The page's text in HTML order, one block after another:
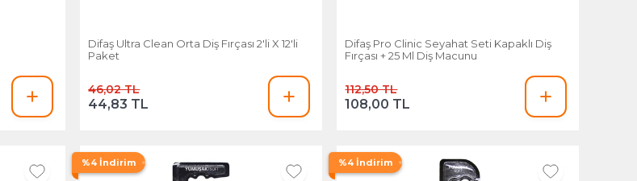
Difaş Ultra Clean Orta Diş Fırçası 2'li X 12'li
Paket
46,02 TL
44,83 TL
Difaş Pro Clinic Seyahat Seti Kapaklı Diş
Fırçası + 25 Ml Diş Macunu
112,50 TL
108,00 TL
%4 İndirim %4 İndirim